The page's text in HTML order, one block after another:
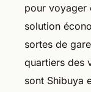
pour voyager
solution
sortes de
quartiers des
sont Shibuya